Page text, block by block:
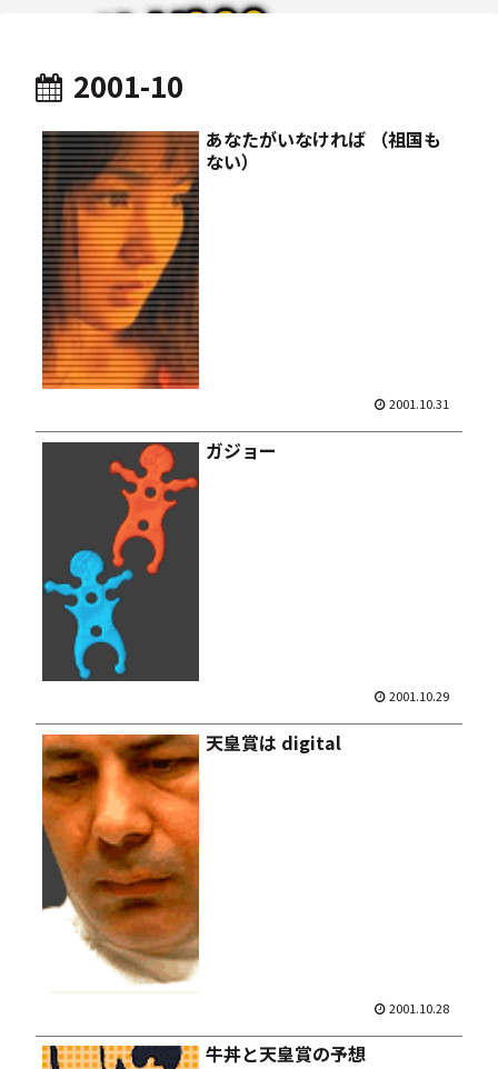
2001-10
あなたがいなければ （祖国も
ない）
2001.10.31
ガジョー
2001.10.29
天皇賞は digital
2001.10.28
牛丼と天皇賞の予想